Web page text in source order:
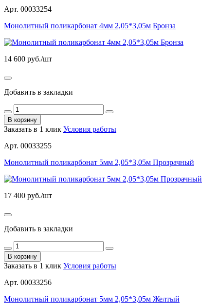
Арт. 00033254
Монолитный поликарбонат 4мм 2,05*3,05м Бронза
14 600 руб./шт
Добавить в закладки
В корзину
Заказать в 1 клик Условия работы
Арт. 00033255
Монолитный поликарбонат 5мм 2,05*3,05м Прозрачный
17 400 руб./шт
Добавить в закладки
В корзину
Заказать в 1 клик Условия работы
Арт. 00033256
Монолитный поликарбонат 5мм 2,05*3,05м Желтый